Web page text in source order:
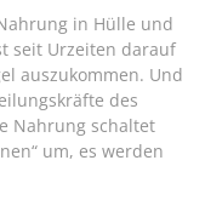
in Hülle und
seit Urzeiten darauf
auszukommen. Und
des
Nahrung schaltet
um, es werden